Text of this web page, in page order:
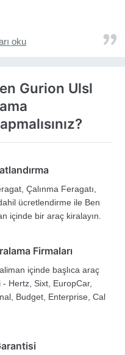
oku
Gurion Ulsl
Çalınma Feragatı,
ücretlendirme ile Ben
içinde bir araç kiralayın.
Firmaları
içinde başlıca araç
Hertz, Sixt, EuropCar,
Budget, Enterprise, Cal